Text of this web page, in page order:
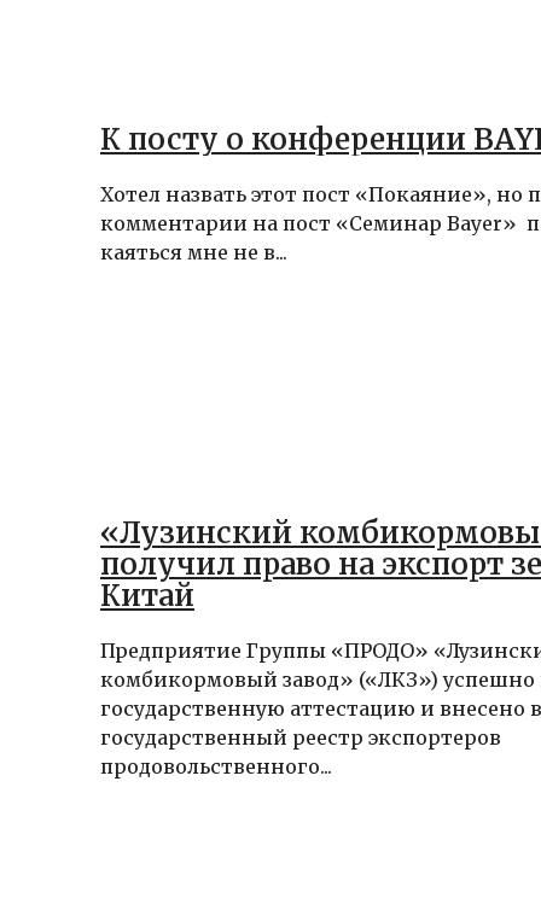
К посту о конференции
Хотел назвать этот пост «Покаяние», но
комментарии на пост «Семинар Bayer»
каяться мне не в...
«Лузинский
получил право на экспорт
Китай
Предприятие Группы «ПРОДО»
комбикормовый завод» («ЛКЗ»)
государственную аттестацию и внесено в
государственный реестр экспортеров
продовольственного...